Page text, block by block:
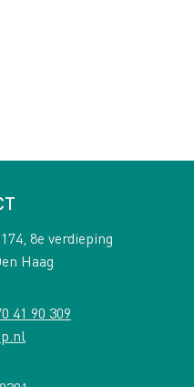
8e verdieping
Haag
41 90 309